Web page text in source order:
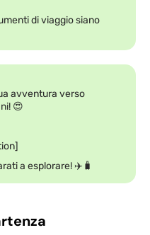
di viaggio siano
avventura verso
😍
a esplorare! ✈️🧳